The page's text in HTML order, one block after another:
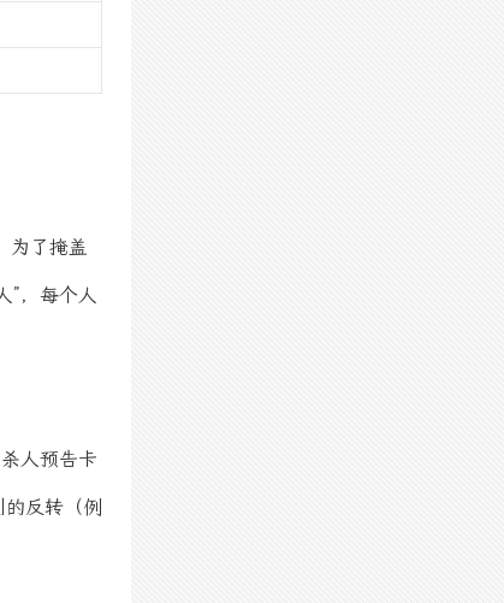
为了掩盖
”，每个人
人预告卡
反转（例